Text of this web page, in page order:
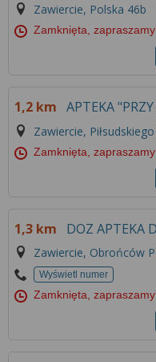
Zawiercie, Polska 46b
Zamknięta,
1,2 km APTEKA
Zawiercie,
Zamknięta,
1,3 km DOZ APTEKA
Zawiercie, Obrońców
Wyświetl numer
Zamknięta,